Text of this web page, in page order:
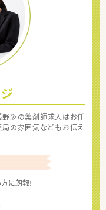
野≫の薬剤師求人はお任
の雰囲気などもお伝え
に朗報!